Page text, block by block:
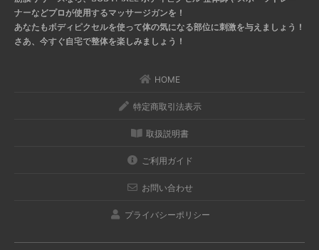
ナーなどプロが使用するマッサージガンを！
あなたもボディピクセルを使って体の気になる部位に刺激を与えましょう！
さあ、今すぐ自宅で整体を楽しみましょう！
HOME
特定商取引法表示
取扱説明書
ご利用ガイド
お問い合わせ
プライバシーポリシー